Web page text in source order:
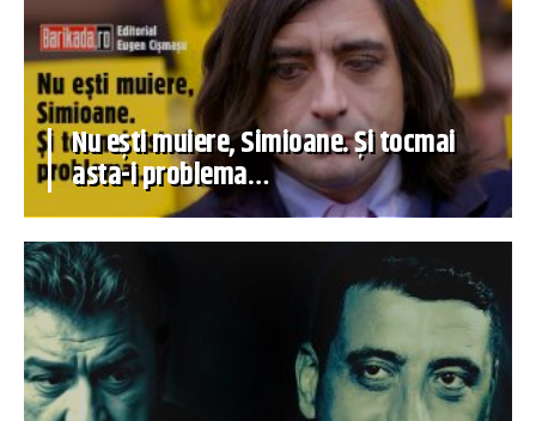
Nu ești muiere, Simioane. Și tocmai
asta-i problema…